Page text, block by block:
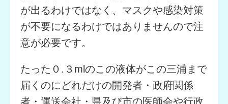
が出るわけではなく、マスクや感染対策
が不要になるわけではありませんので注
意が必要です。
たった０.３mlのこの液体がこの三浦まで
届くのにどれだけの開発者・政府関係
者・運送会社・県及び市の医師会や行政